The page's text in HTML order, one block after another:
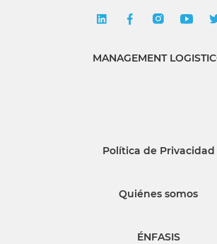
MANAGEMENT
Política de Privacidad
Quiénes somos
ÉNFASIS